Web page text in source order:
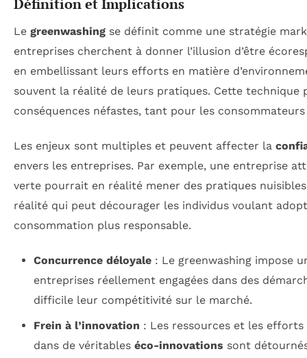
Le greenwashing se définit comme une stratégie
entreprises cherchent à donner l’illusion d’être
en embellissant leurs efforts en matière
souvent la réalité de leurs pratiques. Cette technique
conséquences néfastes, tant pour les consommateurs
Les enjeux sont multiples et peuvent affecter la
envers les entreprises. Par exemple, une entreprise
verte pourrait en réalité mener des pratiques
réalité qui peut décourager les individus voulant
consommation plus responsable.
Concurrence déloyale: Le greenwashing impose
entreprises réellement engagées dans des
difficile leur compétitivité sur le marché.
Frein à l’innovation : Les ressources et les
dans de véritables éco-innovations sont